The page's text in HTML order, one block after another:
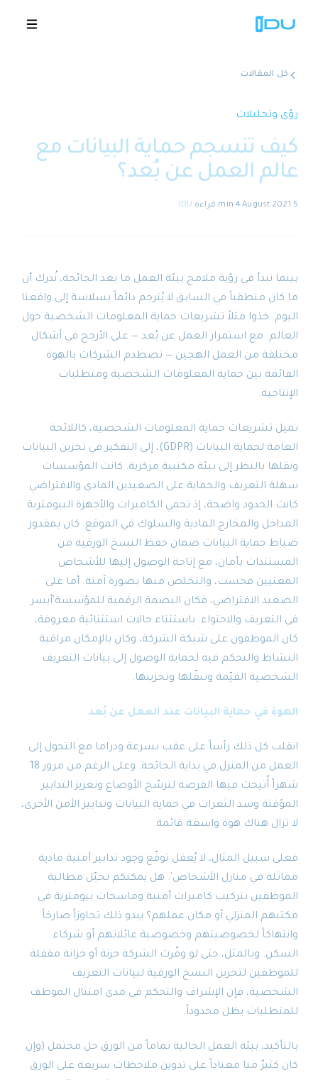
الحلول
المنصة
🇸🇦 عروض توضيحية
كل المقالات
رؤى وتحليلات
كيف تنسجم حماية البيانات مع
عالم العمل عن بُعد؟
5 August 2021
·
4 min قراءة IDU
بينما نبدأ في رؤية ملامح بيئة العمل ما بعد الجائحة، نُدرك أن
ما كان منطقياً في السابق لا يُترجم دائماً بسلاسة إلى واقعنا
اليوم. خذوا مثلاً تشريعات حماية المعلومات الشخصية حول
العالم. مع استمرار العمل عن بُعد — على الأرجح في أشكال
مختلفة من العمل الهجين — تصطدم الشركات بالهوة
القائمة بين حماية المعلومات الشخصية ومتطلبات
الإنتاجية.
تميل تشريعات حماية المعلومات الشخصية، كاللائحة
العامة لحماية البيانات (GDPR)، إلى التفكير في تخزين البيانات
ونقلها بالنظر إلى بيئة مكتبية مركزية. كانت المؤسسات
سهلة التعريف والحماية على الصعيدين المادي والافتراضي.
كانت الحدود واضحة، إذ تحمي الكاميرات والأجهزة البيومترية
المداخل والمخارج المادية والسلوك في الموقع. كان بمقدور
ضباط حماية البيانات ضمان حفظ النسخ الورقية من
المستندات بأمان، مع إتاحة الوصول إليها للأشخاص
المعنيين فحسب، والتخلص منها بصورة آمنة. أما على
الصعيد الافتراضي، فكان البصمة الرقمية للمؤسسة'أيسر
في التعريف والاحتواء. باستثناء حالات استثنائية معروفة،
كان الموظفون على شبكة الشركة، وكان بالإمكان مراقبة
النشاط والتحكم فيه لحماية الوصول إلى بيانات التعريف
الشخصية القيّمة وتنقّلها وتخزينها.
الهوة في حماية البيانات عند العمل عن بُعد
انقلب كل ذلك رأساً على عقب بسرعة ودراما مع التحول إلى
العمل من المنزل في بداية الجائحة. وعلى الرغم من مرور 18
شهراً أُتيحت فيها الفرصة لترسّخ الأوضاع وتعزيز التدابير
المؤقتة وسد الثغرات في حماية البيانات وتدابير الأمن الأخرى،
لا تزال هناك هوة واسعة قائمة.
فعلى سبيل المثال، لا يُعقل توقّع وجود تدابير أمنية مادية
مماثلة في منازل الأشخاص'. هل يمكنكم تخيّل مطالبة
الموظفين بتركيب كاميرات أمنية وماسحات بيومترية في
مكتبهم المنزلي أو مكان عملهم؟ يبدو ذلك تجاوزاً صارخاً
وانتهاكاً لخصوصيتهم وخصوصية عائلاتهم أو شركاء
السكن. وبالمثل، حتى لو وفّرت الشركة خزنة أو خزانة مقفلة
للموظفين لتخزين النسخ الورقية لبيانات التعريف
الشخصية، فإن الإشراف والتحكم في مدى امتثال الموظف
للمتطلبات يظل محدوداً.
بالتأكيد، بيئة العمل الخالية تماماً من الورق حل محتمل (وإن
كان كثيرٌ منا معتاداً على تدوين ملاحظات سريعة على الورق